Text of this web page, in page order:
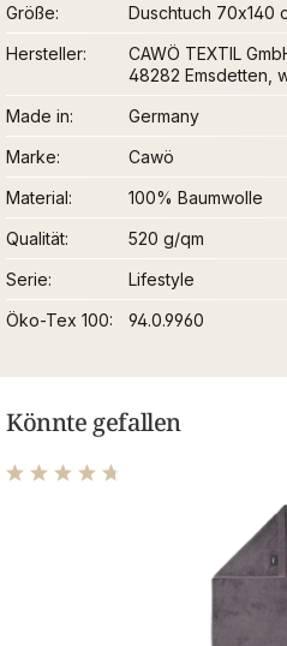
Größe
Duschtuch 70x140
Hersteller
CAWÖ TEXTIL
48282 Emsdetten,
Made in
Germany
Marke
Cawö
Material
100% Baumwolle
Qualität
520 g/qm
Serie
Lifestyle
Öko-Tex 100
94.0.9960
Könnte gefallen
Durchschnittliche Bewertung